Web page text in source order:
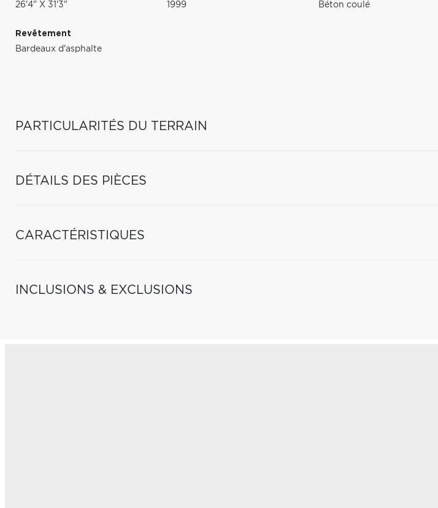
26'4" X 31'3"
1999
Béton coulé
Revêtement
Bardeaux d'asphalte
PARTICULARITÉS DU TERRAIN
DÉTAILS DES PIÈCES
CARACTÉRISTIQUES
INCLUSIONS & EXCLUSIONS